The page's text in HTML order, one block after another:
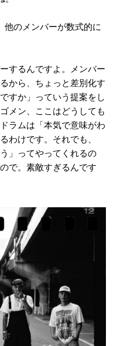
のメンバーが数式的に
するんですよ。メンバー
から、ちょっと差別化す
すか」っていう提案をし
メン、ここはどうしても
ラムは「本気で意味がわ
わけです。それでも、
」ってやってくれるの
で。素敵すぎるんです